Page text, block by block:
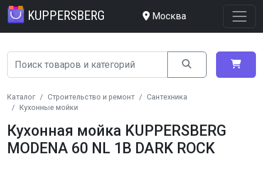
KUPPERSBERG Москва
Каталог Строительство и ремонт
Сантехника
Кухонные мойки
Кухонная мойка KUPPERSBERG
MODENA 60 NL 1B DARK ROCK